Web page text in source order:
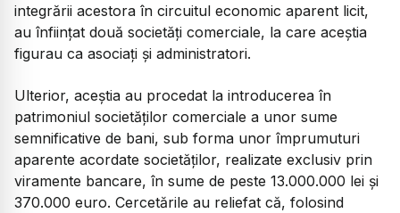
integrării acestora în circuitul economic aparent licit,
au înființat două societăți comerciale, la care aceștia
figurau ca asociați și administratori.
Ulterior, aceștia au procedat la introducerea în
patrimoniul societăților comerciale a unor sume
semnificative de bani, sub forma unor împrumuturi
aparente acordate societăților, realizate exclusiv prin
viramente bancare, în sume de peste 13.000.000 lei și
370.000 euro. Cercetările au reliefat că, folosind